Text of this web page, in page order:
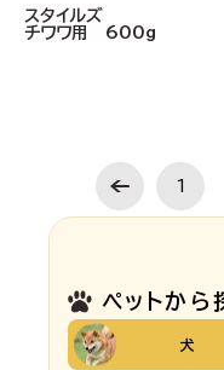
スタイルズ
チワワ用 600g
1
ペットから
犬